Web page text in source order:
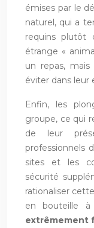
émises par le
naturel, qui a
requins plutôt
étrange «
un repas,
éviter dans leur
Enfin, les
groupe, ce qui
de leur
professionnels
sites et les
sécurité
rationaliser
en bouteille à
extrêmement